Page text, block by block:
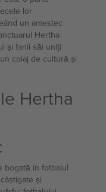
lor
un amestec
Hertha
și fanii săi uniți
colaj de cultură și
Hertha
bogată în fotbalul
și